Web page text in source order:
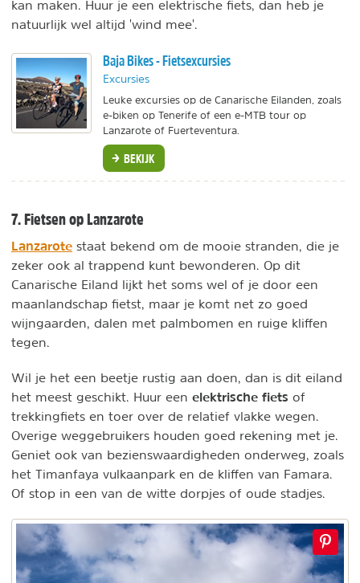
kan maken. Huur je een elektrische fiets, dan heb je
natuurlijk wel altijd 'wind mee'.
Baja Bikes - Fietsexcursies
Excursies
Leuke excursies op de Canarische Eilanden, zoals
e-biken op Tenerife of een e-MTB tour op
Lanzarote of Fuerteventura.
BEKIJK
7. Fietsen op Lanzarote
Lanzarote staat bekend om de mooie stranden, die je
zeker ook al trappend kunt bewonderen. Op dit
Canarische Eiland lijkt het soms wel of je door een
maanlandschap fietst, maar je komt net zo goed
wijngaarden, dalen met palmbomen en ruige kliffen
tegen.
Wil je het een beetje rustig aan doen, dan is dit eiland
het meest geschikt. Huur een elektrische fiets of
trekkingfiets en toer over de relatief vlakke wegen.
Overige weggebruikers houden goed rekening met je.
Geniet ook van bezienswaardigheden onderweg, zoals
het Timanfaya vulkaanpark en de kliffen van Famara.
Of stop in een van de witte dorpjes of oude stadjes.